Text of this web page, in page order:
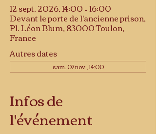
12 sept. 2026, 14:00 – 16:00
Devant le porte de l'ancienne prison,
Pl. Léon Blum, 83000 Toulon,
France
Autres dates
sam. 07 nov., 14:00
Infos de
l'événement